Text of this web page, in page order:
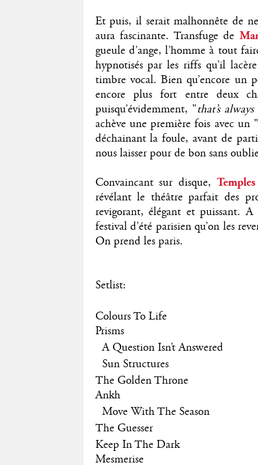
Et puis, il serait malhonnête de
aura fascinante. Transfuge de
gueule d’ange, l’homme à tout
hypnotisés par les riffs qu’il
timbre vocal. Bien qu’encore un
encore plus fort entre deux
puisqu’évidemment, "that’s
achève une première fois avec un
déchainant la foule, avant de
nous laisser pour de bon sans
Convaincant sur disque, Temples
révélant le théâtre parfait des
revigorant, élégant et puissant.
festival d’été parisien qu’on les
On prend les paris.
Setlist:
Colours To Life
Prisms
A Question Isn’t Answered
Sun Structures
The Golden Throne
Ankh
Move With The Season
The Guesser
Keep In The Dark
Mesmerise